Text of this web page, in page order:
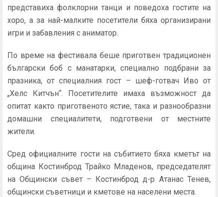
представиха фолклорни танци и поведоха гостите на
хоро, а за най-малките посетители бяха организирани
игри и забавления с аниматор.
По време на фестивала беше приготвен традиционен
български боб с манатарки, специално подбрани за
празника, от специалния гост – шеф-готвач Иво от
„Хелс Китчън“. Посетителите имаха възможност да
опитат както приготвеното ястие, така и разнообразни
домашни специалитети, подготвени от местните
жители.
Сред официалните гости на събитието бяха кметът на
община Костинброд Трайко Младенов, председателят
на Общински съвет – Костинброд д-р Атанас Тенев,
общински съветници и кметове на населени места.